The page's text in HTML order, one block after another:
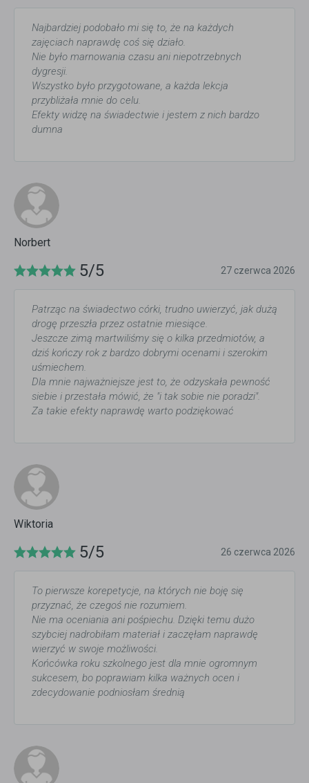
Najbardziej podobało mi się to, że na każdych
zajęciach naprawdę coś się działo.
Nie było marnowania czasu ani niepotrzebnych
dygresji.
Wszystko było przygotowane, a każda lekcja
przybliżała mnie do celu.
Efekty widzę na świadectwie i jestem z nich bardzo
dumna
Norbert
5/5 27 czerwca 2026
Patrząc na świadectwo córki, trudno uwierzyć, jak dużą
drogę przeszła przez ostatnie miesiące.
Jeszcze zimą martwiliśmy się o kilka przedmiotów, a
dziś kończy rok z bardzo dobrymi ocenami i szerokim
uśmiechem.
Dla mnie najważniejsze jest to, że odzyskała pewność
siebie i przestała mówić, że "i tak sobie nie poradzi".
Za takie efekty naprawdę warto podziękować
Wiktoria
5/5 26 czerwca 2026
To pierwsze korepetycje, na których nie boję się
przyznać, że czegoś nie rozumiem.
Nie ma oceniania ani pośpiechu. Dzięki temu dużo
szybciej nadrobiłam materiał i zaczęłam naprawdę
wierzyć w swoje możliwości.
Końcówka roku szkolnego jest dla mnie ogromnym
sukcesem, bo poprawiam kilka ważnych ocen i
zdecydowanie podniosłam średnią